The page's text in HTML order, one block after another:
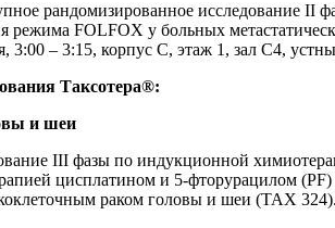
рандомизированное исследование II
режима FOLFOX у больных
– 3:15, корпус C, этаж 1, зал C4,
Таксотера®:
и шеи
III фазы по индукционной
цисплатином и 5-фторурацилом
раком головы и шеи (TAX